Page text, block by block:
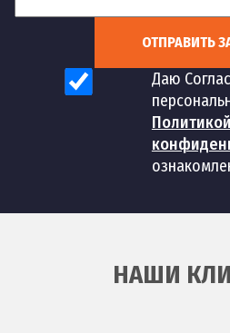
ОТПРАВИТЬ
Даю
Политикой
НАШИ